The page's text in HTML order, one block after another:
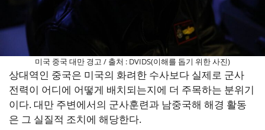
미국 중국 대만 경고 / 출처 : DVIDS(이해를 돕기 위한 사진)
상대역인 중국은 미국의 화려한 수사보다 실제로 군사
전력이 어디에 어떻게 배치되는지에 더 주목하는 분위기
이다. 대만 주변에서의 군사훈련과 남중국해 해경 활동
은 그 실질적 조치에 해당한다.